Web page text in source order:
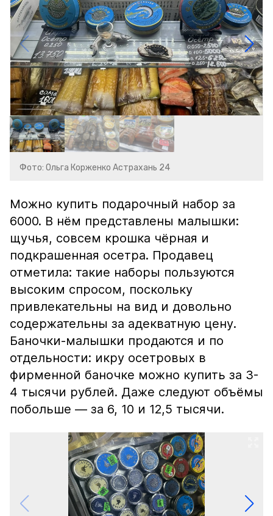
Фото: Ольга Корженко Астрахань 24
Можно купить подарочный набор за
6000. В нём представлены малышки:
щучья, совсем крошка чёрная и
подкрашенная осетра. Продавец
отметила: такие наборы пользуются
высоким спросом, поскольку
привлекательны на вид и довольно
содержательны за адекватную цену.
Баночки-малышки продаются и по
отдельности: икру осетровых в
фирменной баночке можно купить за 3-
4 тысячи рублей. Даже следуют объёмы
побольше — за 6, 10 и 12,5 тысячи.